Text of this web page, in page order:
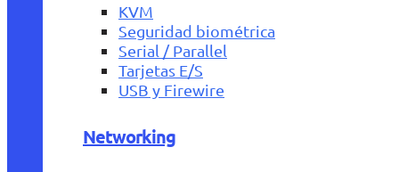
KVM
Seguridad biométrica
Serial / Parallel
Tarjetas E/S
USB y Firewire
Networking